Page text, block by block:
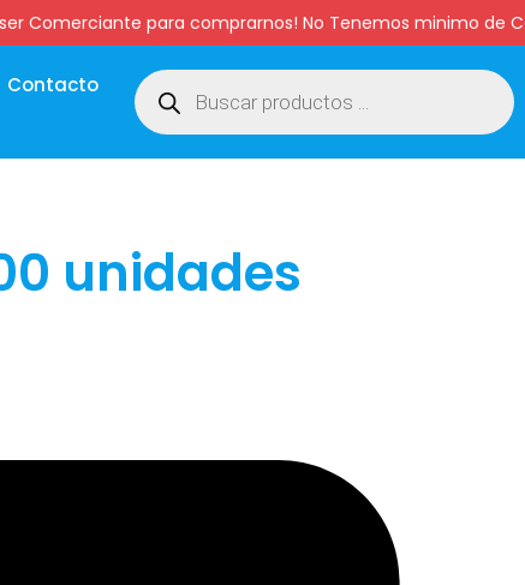
ser Comerciante para comprarnos! No Tenemos minimo de
Contacto
unidades